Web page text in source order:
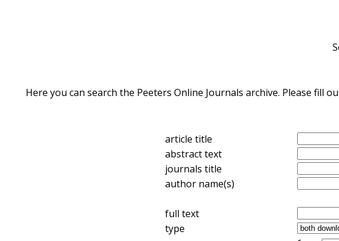
Here you can search the Peeters Online Journals archive. Please fill
article title
abstract text
journals title
author name(s)
full text
type